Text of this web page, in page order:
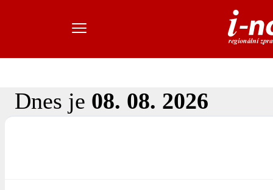
Dnes je 08. 08. 2026